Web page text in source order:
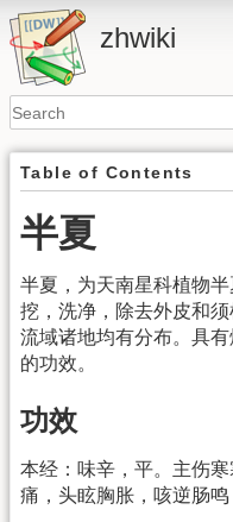
zhwiki
Table of Contents
半夏
半夏，为天南星科植物
挖，洗净，除去外皮和
流域诸地均有分布。具
的功效。
功效
本经：味辛，平。主伤
痛，头眩胸胀，咳逆肠鸣